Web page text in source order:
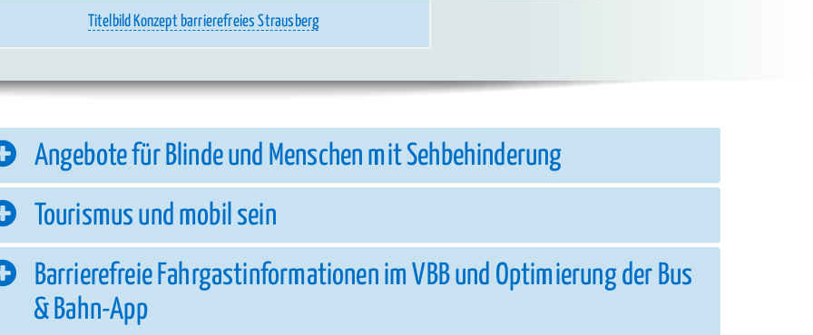
Titelbild Konzept barrierefreies Strausberg
Angebote für Blinde und Menschen mit Sehbehinderung
Tourismus und mobil sein
Barrierefreie Fahrgastinformationen im VBB und Optimierung der Bus
& Bahn-App